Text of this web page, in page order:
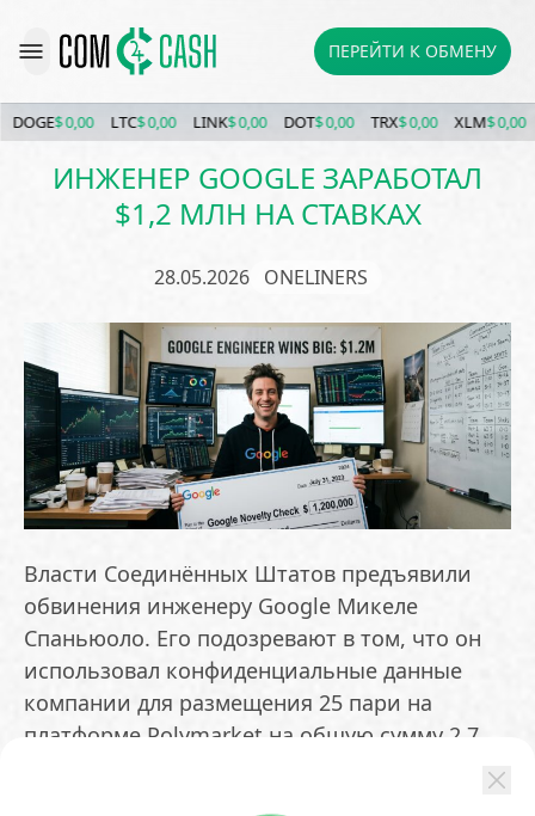
ПЕРЕЙТИ К ОБМЕНУ
$ 0,00 LTC$ 0,00 LINK$ 0,00 DOT$ 0,00 TRX$ 0,00 XLM$ 0,00
ИНЖЕНЕР GOOGLE ЗАРАБОТАЛ
$1,2 МЛН НА СТАВКАХ
28.05.2026 ONELINERS
Власти Соединённых Штатов предъявили
обвинения инженеру Google Микеле
Спаньюоло. Его подозревают в том, что он
использовал конфиденциальные данные
компании для размещения 25 пари на
платформе Polymarket на общую сумму 2,7